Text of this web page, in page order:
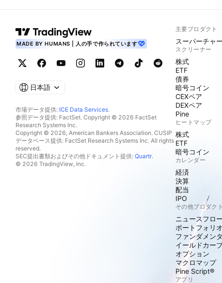
MADE BY HUMANS | 人の手で作られています
日本語
市場データ提供: ICE Data Services.
参照データ提供: FactSet. Copyright © 2026 FactSet
Research Systems Inc.
Copyright © 2026, American Bankers Association. CUSIP
データベース提供: FactSet Research Systems Inc. All rights
reserved.
SEC提出書類およびその他ドキュメント提供: Quartr.
© 2026 TradingView, Inc.
主要プロダクト
スーパーチャ
スクリーナー
株式
ETF
債券
暗号コイン
CEXペア
DEXペア
Pine
ヒートマップ
株式
ETF
暗号コイン
カレンダー
経済
決算
配当
IPO
その他プロダクト
ニュースフロー
ポートフォリオ
ファンダメン
イールドカー
オプション
マクロマップ
Pine Script®
アプリ